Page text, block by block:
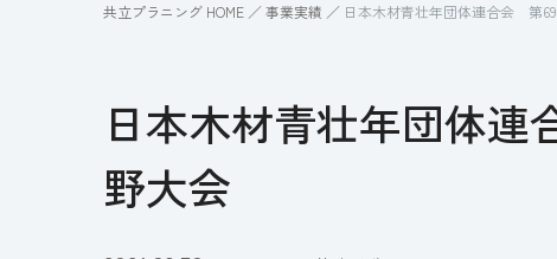
共立プラニング HOME 事業実績 日本木材青壮年団体連合会 第
日本木材青壮年団体
野大会